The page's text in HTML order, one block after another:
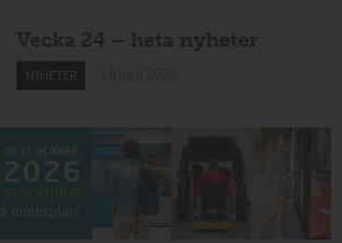
Vecka 24 – heta nyheter
NYHETER